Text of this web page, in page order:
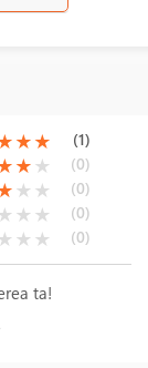
(*)
★(*)
★ (1)
(*)
★( )
★ (0)
( )
★ ( )
★ (0)
) ( )
★ ( )
★ (0)
) ( )
★ ( )
★ (0)
ta!